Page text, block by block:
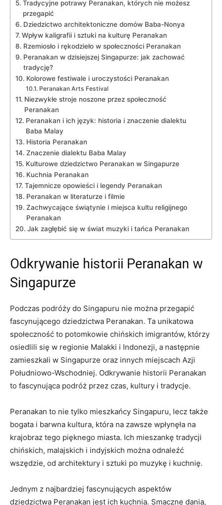
Tradycyjne potrawy Peranakan, których nie możesz ​
przegapić
Dziedzictwo architektoniczne⁤ domów Baba-Nonya
Wpływ kaligrafii ‌i sztuki‌ na ⁤kulturę Peranakan
Rzemiosło i rękodzieło w społeczności Peranakan
Peranakan ‍w dzisiejszej ‍Singapurze:⁣ jak zachować⁢
tradycję?
Kolorowe festiwale i uroczystości Peranakan
Peranakan Arts Festival
Niezwykłe stroje noszone ​przez społeczność
Peranakan
Peranakan i ich⁤ język: historia i znaczenie ​dialektu
Baba Malay
Historia Peranakan
Znaczenie dialektu Baba Malay
Kulturowe dziedzictwo ⁣Peranakan w Singapurze
Kuchnia Peranakan
Tajemnicze opowieści i legendy Peranakan
Peranakan⁤ w literaturze i filmie
Zachwycające świątynie‍ i miejsca kultu religijnego
Peranakan
Jak zagłębić się⁢ w świat muzyki i tańca Peranakan
Odkrywanie historii Peranakan w
Singapurze
Podczas podróży do ⁤Singapuru nie można przegapić
fascynującego dziedzictwa ​Peranakan. Ta unikatowa
społeczność ​to potomkowie chińskich imigrantów, którzy
osiedlili się w regionie ​Malakki​ i Indonezji, a następnie
zamieszkali w Singapurze oraz innych ​miejscach Azji‍
Południowo-Wschodniej.‍ Odkrywanie historii⁣ Peranakan
to fascynująca‌ podróż ⁢przez czas, kultury ⁤i tradycje.
Peranakan to nie tylko mieszkańcy Singapuru, lecz także
bogata i barwna kultura, która‌ na zawsze wpłynęła na
⁣krajobraz tego pięknego miasta. Ich mieszankę tradycji
⁣chińskich, malajskich ⁤i indyjskich można⁢ odnaleźć⁤
wszędzie, od architektury i sztuki po muzykę i kuchnię.
Jednym z najbardziej fascynujących aspektów
dziedzictwa Peranakan jest ich ⁤kuchnia.⁣ Smaczne dania,